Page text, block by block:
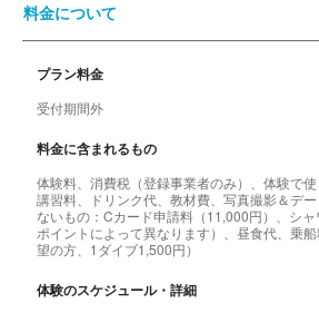
料金について
プラン料金
受付期間外
料金に含まれるもの
体験料、消費税（登録事業者のみ）、体験で使
講習料、ドリンク代、教材費、写真撮影＆デ
ないもの：Cカード申請料（11,000円）、シ
ポイントによって異なります）、昼食代、乗
望の方、1ダイブ1,500円）
体験のスケジュール・詳細